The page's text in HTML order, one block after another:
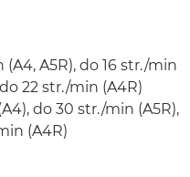
A5R), do 16 str./min
22 str./min (A4R)
do 30 str./min (A5R),
(A4R)